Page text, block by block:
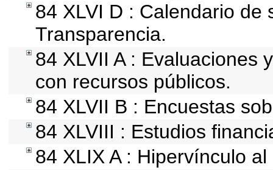
84 XLVI D : Calendario de
Transparencia.
84 XLVII A : Evaluaciones
con recursos públicos.
84 XLVII B : Encuestas
84 XLVIII : Estudios
84 XLIX A : Hipervínculo